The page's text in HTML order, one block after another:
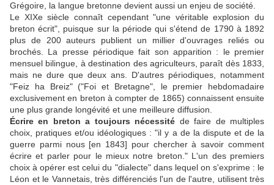
Grégoire, la langue bretonne devient aussi un enjeu de société.
Le XIXe siècle connaît cependant "une véritable explosion du
breton écrit", puisque sur la période qui s'étend de 1790 à 1892
plus de 200 auteurs publient un millier d'ouvrages reliés ou
brochés. La presse périodique fait son apparition : le premier
mensuel bilingue, à destination des agriculteurs, paraît dès 1833,
mais ne dure que deux ans. D'autres périodiques, notamment
"Feiz ha Breiz" ("Foi et Bretagne", le premier hebdomadaire
exclusivement en breton à compter de 1865) connaissent ensuite
une plus grande longévité et une meilleure diffusion.
Écrire en breton a toujours nécessité de faire de multiples
choix, pratiques et/ou idéologiques : "il y a de la dispute et de la
guerre parmi nous [en 1843] pour chercher à savoir comment
écrire et parler pour le mieux notre breton." L'un des premiers
choix à opérer est celui du "dialecte" dans lequel on s'exprime : le
Léon et le Vannetais, très différenciés l'un de l'autre, utilisent très